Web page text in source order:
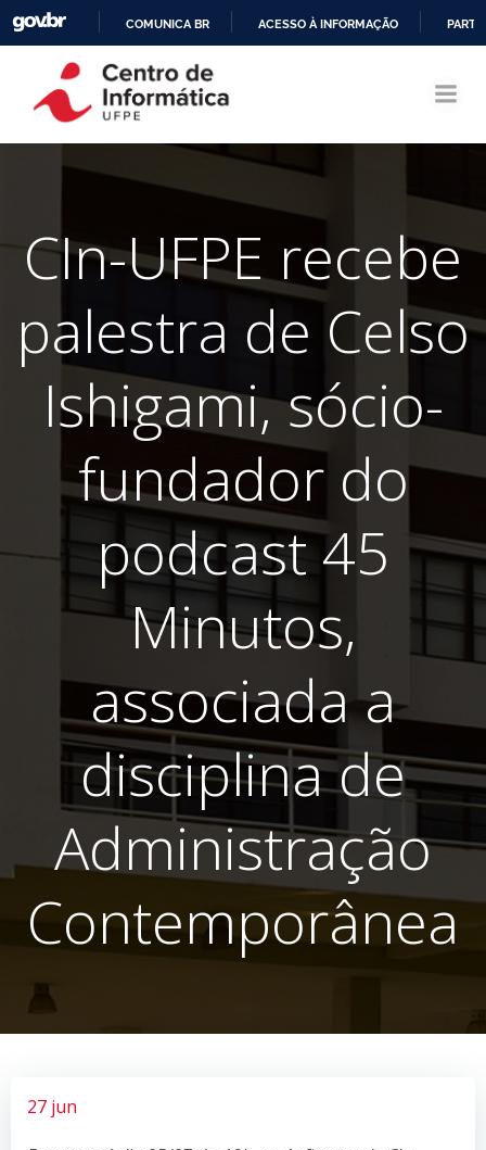
CONTEÚDO
COMUNICA BR ACESSO À INFORMAÇÃO
CIn-UFPE recebe
palestra de Celso
Ishigami, sócio-
fundador do
podcast 45
Minutos,
associada a
disciplina de
Administração
Contemporânea
27 jun